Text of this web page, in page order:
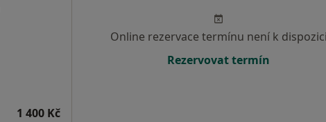
1 400 Kč
Online rezervace termínu není k dispozici
Rezervovat termín